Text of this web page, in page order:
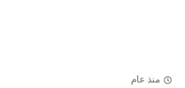
منذ عام